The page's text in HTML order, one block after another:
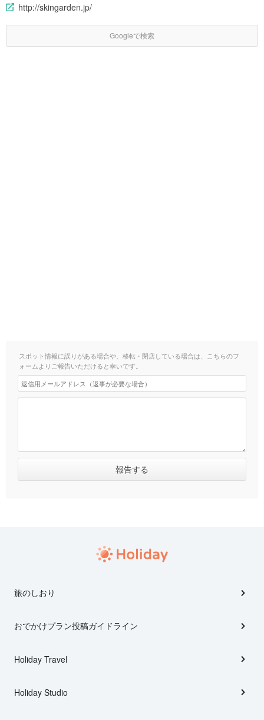
http://skingarden.jp/
Googleで検索
スポット情報に誤りがある場合や、移転・閉店している場合は、こちらのフ
ォームよりご報告いただけると幸いです。
旅のしおり
おでかけプラン投稿ガイドライン
Holiday Travel
Holiday Studio